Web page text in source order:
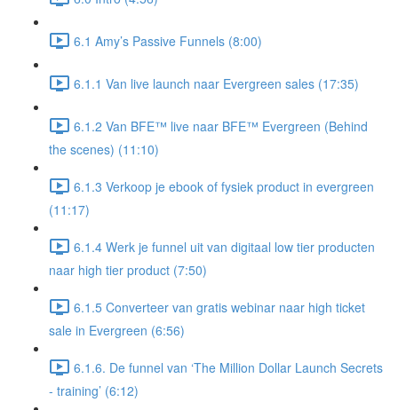
6.1 Amy’s Passive Funnels (8:00)
6.1.1 Van live launch naar Evergreen sales (17:35)
6.1.2 Van BFE™ live naar BFE™ Evergreen (Behind
the scenes) (11:10)
6.1.3 Verkoop je ebook of fysiek product in evergreen
(11:17)
6.1.4 Werk je funnel uit van digitaal low tier producten
naar high tier product (7:50)
6.1.5 Converteer van gratis webinar naar high ticket
sale in Evergreen (6:56)
6.1.6. De funnel van ‘The Million Dollar Launch Secrets
- training’ (6:12)